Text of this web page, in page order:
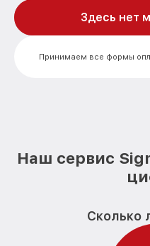
фотовспышки Sigma
Принимаем все формы
Здесь нет
Наш сервис
Сколько